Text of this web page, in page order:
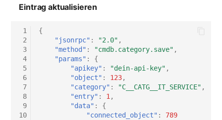
Eintrag aktualisieren
1
2
3
4
5
6
7
8
9
10
{
"jsonrpc" : "2.0" ,
"method" : "cmdb.category.save" ,
"params" :
{
"apikey" : "dein-api-key" ,
"object" : 123,
"category" : "C__CATG__IT_SERVICE" ,
"entry" : 1,
"data" :
{
"connected_object" :
789